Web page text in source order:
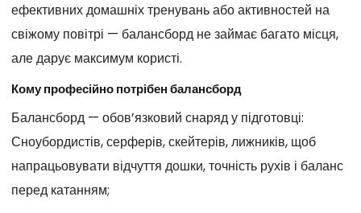
ефективних домашніх тренувань або активностей на
свіжому повітрі — балансборд не займає багато місця,
але дарує максимум користі.
Кому професійно потрібен балансборд
Балансборд — обов’язковий снаряд у підготовці:
Сноубордистів, серферів, скейтерів, лижників, щоб
напрацьовувати відчуття дошки, точність рухів і баланс
перед катанням;